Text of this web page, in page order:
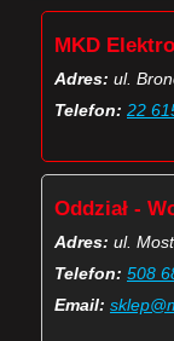
MKD
Adres: ul.
Telefon: 22
Oddział -
Adres: ul.
Telefon: 508
Email: